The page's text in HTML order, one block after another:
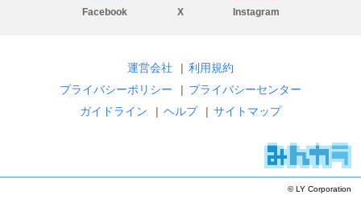
Facebook X Instagram
運営会社 | 利用規約
プライバシーポリシー
| プライバシーセンター
ガイドライン
| ヘルプ | サイトマップ
© LY Corporation